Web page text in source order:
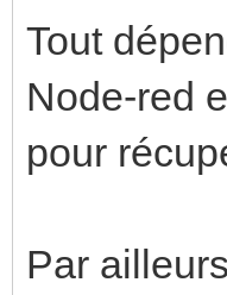
Tout
Node-red
pour
Par